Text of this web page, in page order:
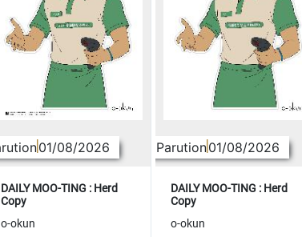
01/08/2026
DAILY MOO-TING : Herd
Copy
o-okun
Parution01/08/2026
DAILY MOO-TING : Herd
Copy
o-okun